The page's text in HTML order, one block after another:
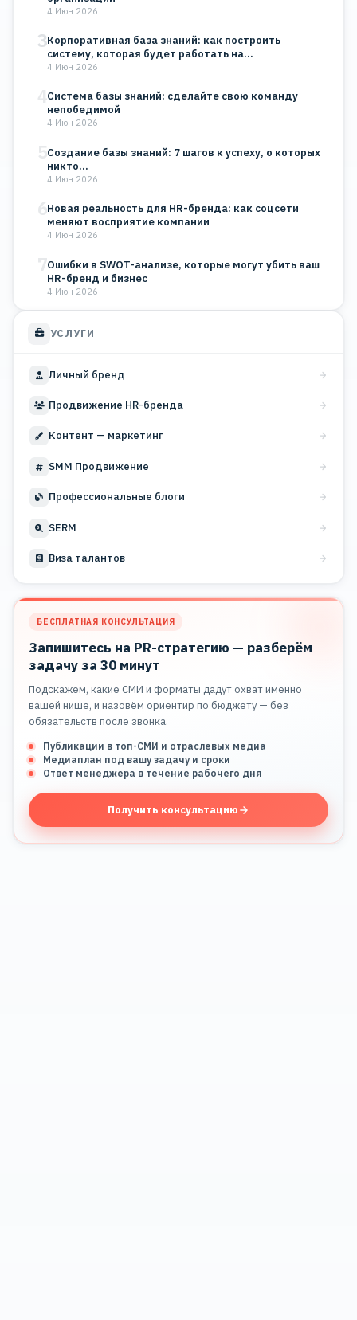
4 Июн 2026
3Корпоративная база знаний: как построить
систему, которая будет работать на…
4 Июн 2026
4Система базы знаний: сделайте свою команду
непобедимой
4 Июн 2026
5Создание базы знаний: 7 шагов к успеху, о которых
никто…
4 Июн 2026
6Новая реальность для HR-бренда: как соцсети
меняют восприятие компании
4 Июн 2026
7Ошибки в SWOT-анализе, которые могут убить ваш
HR-бренд и бизнес
4 Июн 2026
УСЛУГИ
Личный бренд
Продвижение HR-бренда
Контент — маркетинг
SMM Продвижение
Профессиональные блоги
SERM
Виза талантов
БЕСПЛАТНАЯ КОНСУЛЬТАЦИЯ
Запишитесь на PR-стратегию — разберём
задачу за 30 минут
Подскажем, какие СМИ и форматы дадут охват именно
вашей нише, и назовём ориентир по бюджету — без
обязательств после звонка.
Публикации в топ-СМИ и отраслевых медиа
Медиаплан под вашу задачу и сроки
Ответ менеджера в течение рабочего дня
Получить консультацию